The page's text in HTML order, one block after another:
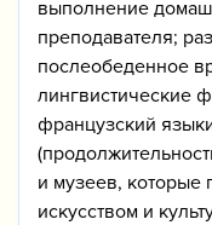
выполнение
преподавателя;
послеобеденное
лингвистические
французский
и музеев, которые
искусством и